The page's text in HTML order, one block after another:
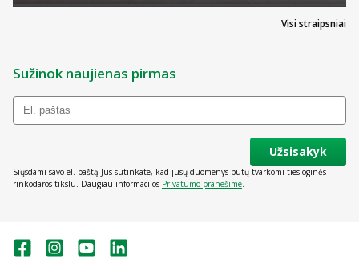
Visi straipsniai
Sužinok naujienas pirmas
Užsisakyk
Siųsdami savo el. paštą Jūs sutinkate, kad jūsų duomenys būtų tvarkomi tiesioginės
rinkodaros tikslu. Daugiau informacijos Privatumo pranešime.